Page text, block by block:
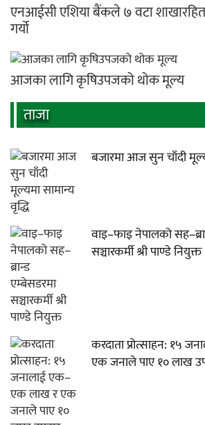
एनआईसी एशिया बैंकले ७ वटा
गर्यो
आजका लागि कृषिउपजको थोक मूल्य
ताजा
बजारमा आज सुन चाँदी
वाइ–फाइ नेपालको
सञ्चारकर्मी श्री पाण्डे नियुक्त
करदाता प्रोत्साहन: १५
एक जनाले पाए १० लाख